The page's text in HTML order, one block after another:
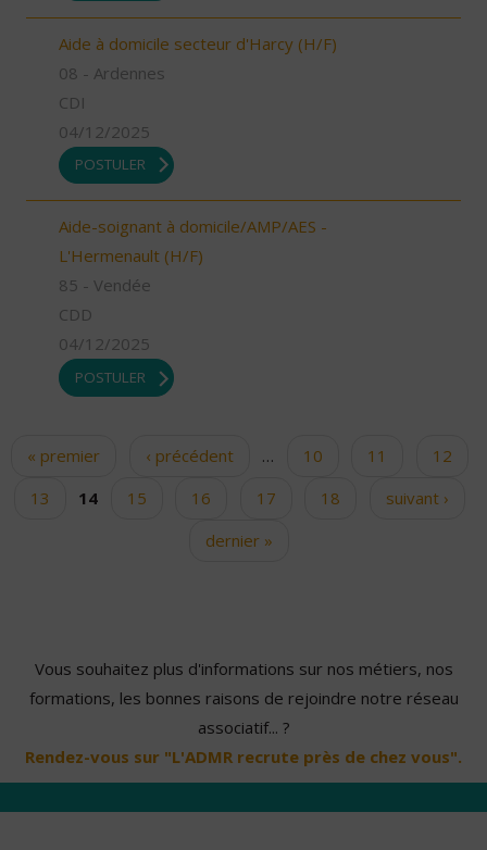
Aide à domicile secteur d'Harcy (H/F)
08 - Ardennes
CDI
04/12/2025
POSTULER
Aide-soignant à domicile/AMP/AES -
L'Hermenault (H/F)
85 - Vendée
CDD
04/12/2025
POSTULER
Pages
« premier ‹ précédent … 10 11
12
13
14 15 16 17 18
suivant ›
dernier »
Vous souhaitez plus d'informations sur nos métiers, nos
formations, les bonnes raisons de rejoindre notre réseau
associatif... ?
Rendez-vous sur "L'ADMR recrute près de chez vous".